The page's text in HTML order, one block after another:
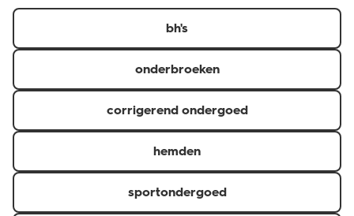
er in diverse kleuren, designs en verschillende maten.
bh's
onderbroeken
corrigerend ondergoed
hemden
sportondergoed